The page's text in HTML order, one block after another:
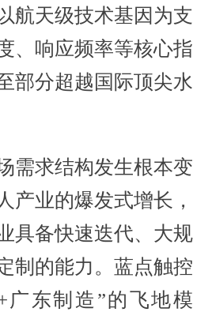
航天级技术基因为支
、响应频率等核心指
部分超越国际顶尖水
求结构发生根本变
产业的爆发式增长，
具备快速迭代、大规
制的能力。蓝点触控
广东制造”的飞地模